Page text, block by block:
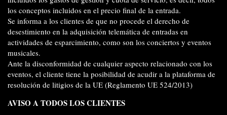
los conceptos incluidos en el precio final de la entrada.
Se informa a los clientes de que no procede el derecho de
desestimiento en la adquisición telemática de entradas en
actividades de esparcimiento, como son los conciertos y eventos
musicales.
Ante la disconformidad de cualquier aspecto relacionado con los
eventos, el cliente tiene la posibilidad de acudir a la plataforma de
resolución de litigios de la UE (Reglamento UE 524/2013)
AVISO A TODOS LOS CLIENTES